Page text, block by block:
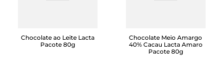
Chocolate ao Leite Lacta
Pacote 80g
Chocolate Meio Amargo
40% Cacau Lacta Amaro
Pacote 80g